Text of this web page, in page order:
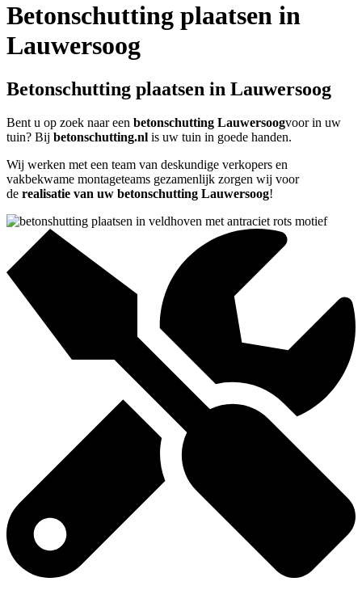
Betonschutting plaatsen in
Lauwersoog
Betonschutting plaatsen in Lauwersoog
Bent u op zoek naar een betonschutting Lauwersoogvoor in uw
tuin? Bij betonschutting.nl is uw tuin in goede handen.
Wij werken met een team van deskundige verkopers en
vakbekwame montageteams gezamenlijk zorgen wij voor
de realisatie van uw betonschutting Lauwersoog!